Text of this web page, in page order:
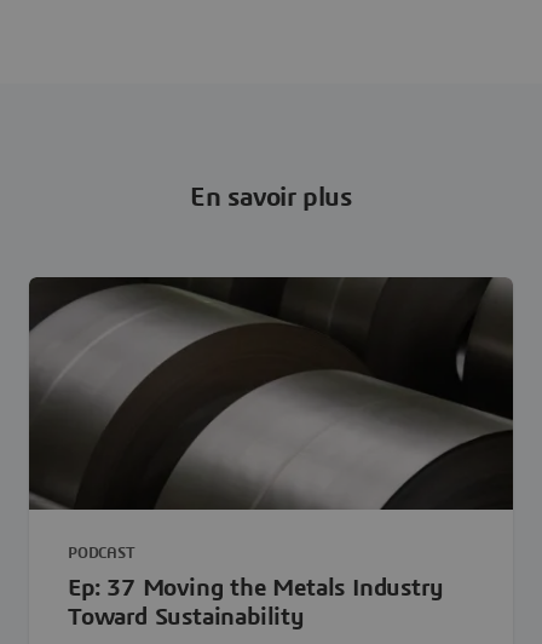
En savoir plus
PODCAST
Ep: 37 Moving the Metals Industry
Toward Sustainability